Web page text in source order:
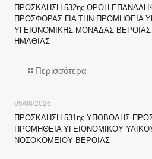
ΠΡΟΣΚΛΗΣΗ 532ης ΟΡΘΗ
ΠΡΟΣΦΟΡΑΣ ΓΙΑ ΤΗΝ ΠΡΟΜΗΘΕΙΑ
ΥΓΕΙΟΝΟΜΙΚΗΣ ΜΟΝΑΔΑΣ
ΗΜΑΘΙΑΣ
Περισσότερα
05/08/2026
ΠΡΟΣΚΛΗΣΗ 531ης ΥΠΟΒΟΛΗΣ
ΠΡΟΜΗΘΕΙΑ ΥΓΕΙΟΝΟΜΙΚΟΥ
ΝΟΣΟΚΟΜΕΙΟΥ ΒΕΡΟΙΑΣ